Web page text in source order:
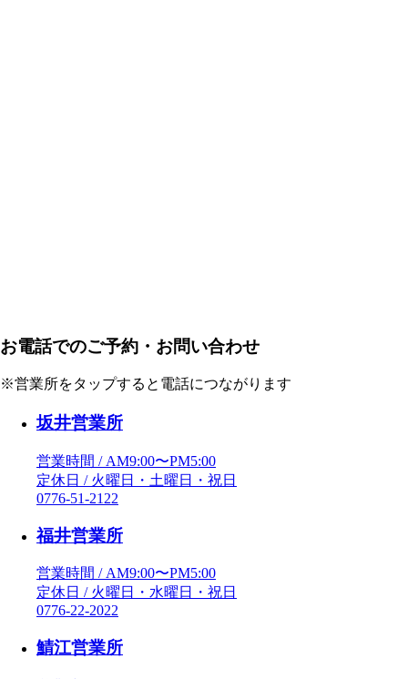
お電話でのご予約・お問い合わせ
※営業所をタップすると電話につながります
坂井営業所
営業時間 / AM9:00〜PM5:00
定休日 / 火曜日・土曜日・祝日
0776-51-2122
福井営業所
営業時間 / AM9:00〜PM5:00
定休日 / 火曜日・水曜日・祝日
0776-22-2022
鯖江営業所